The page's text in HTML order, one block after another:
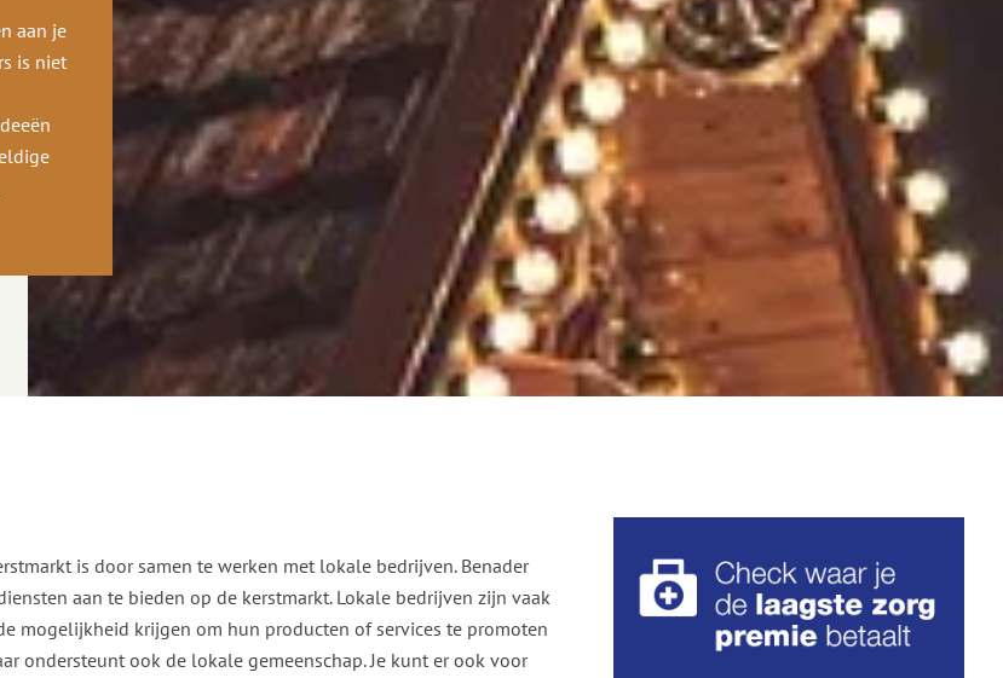
aan je
is niet
is door samen te werken met lokale bedrijven. Benader
aan te bieden op de kerstmarkt. Lokale bedrijven zijn vaak
mogelijkheid krijgen om hun producten of services te promoten
ondersteunt ook de lokale gemeenschap. Je kunt er ook voor